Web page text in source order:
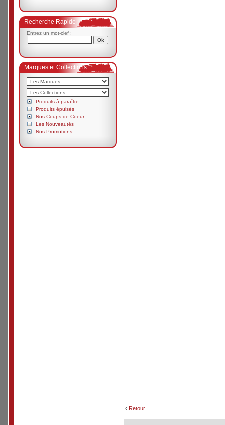
Recherche Rapide
Entrez un mot-clef :
Marques et Collections
Produits à paraître
Produits épuisés
Nos Coups de Coeur
Les Nouveautés
Nos Promotions
‹ Retour